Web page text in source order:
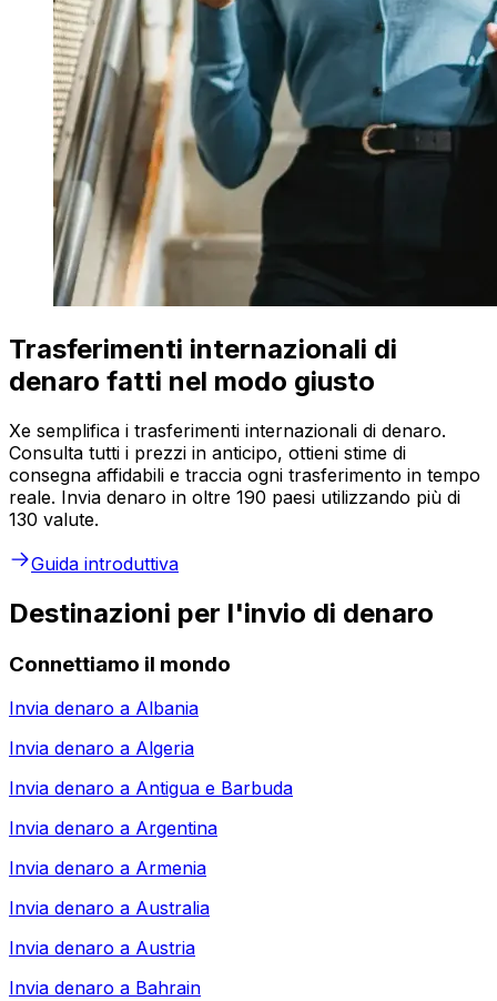
Trasferimenti internazionali di
denaro fatti nel modo giusto
Xe semplifica i trasferimenti internazionali di denaro.
Consulta tutti i prezzi in anticipo, ottieni stime di
consegna affidabili e traccia ogni trasferimento in tempo
reale. Invia denaro in oltre 190 paesi utilizzando più di
130 valute.
Guida introduttiva
Destinazioni per l'invio di denaro
Connettiamo il mondo
Invia denaro a Albania
Invia denaro a Algeria
Invia denaro a Antigua e Barbuda
Invia denaro a Argentina
Invia denaro a Armenia
Invia denaro a Australia
Invia denaro a Austria
Invia denaro a Bahrain